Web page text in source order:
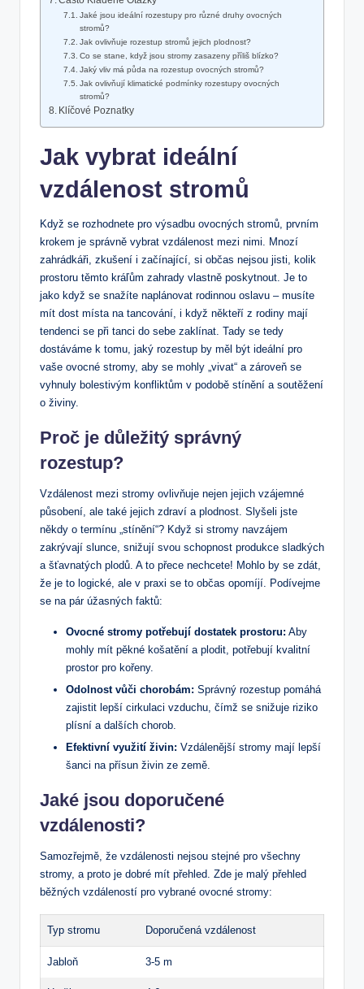
Jaké jsou ideální rozestupy pro různé druhy ovocných
stromů?
Jak ovlivňuje rozestup stromů jejich plodnost?
Co se stane, když jsou stromy zasazeny příliš blízko?
Jaký vliv má půda na rozestup ovocných stromů?
Jak ovlivňují klimatické podmínky rozestupy ovocných
stromů?
Klíčové Poznatky
Jak vybrat ideální
vzdálenost stromů
Když se rozhodnete pro výsadbu ovocných stromů, prvním
krokem je správně vybrat vzdálenost mezi nimi. Mnozí
zahrádkáři, zkušení i začínající, si občas nejsou jisti, kolik
prostoru těmto kráľům zahrady vlastně poskytnout. Je to
jako když se snažíte naplánovat rodinnou oslavu – musíte
mít dost místa na tancování, i když někteří z rodiny mají
tendenci se při tanci do sebe zaklínat. Tady se tedy
dostáváme k tomu, jaký rozestup by měl být ideální pro
vaše ovocné stromy, aby se mohly „vivat“ a zároveň se
vyhnuly bolestivým konfliktům v podobě stínění a soutěžení
o živiny.
Proč je důležitý správný
rozestup?
Vzdálenost mezi stromy ovlivňuje nejen jejich vzájemné
působení, ale také jejich zdraví a plodnost. Slyšeli jste
někdy o termínu „stínění“? Když si stromy navzájem
zakrývají slunce, snižují svou schopnost produkce sladkých
a šťavnatých plodů. A to přece nechcete! Mohlo by se zdát,
že je to logické, ale v praxi se to občas opomíjí. Podívejme
se na pár úžasných faktů:
Ovocné stromy potřebují dostatek prostoru: Aby
mohly mít pěkné košatění a plodit, potřebují kvalitní
prostor pro kořeny.
Odolnost vůči chorobám: Správný rozestup pomáhá
zajistit lepší cirkulaci vzduchu, čímž se snižuje riziko
plísní a dalších chorob.
Efektivní využití živin: Vzdálenější stromy mají lepší
šanci na přísun živin ze země.
Jaké jsou doporučené
vzdálenosti?
Samozřejmě, že vzdálenosti nejsou stejné pro všechny
stromy, a proto je dobré mít přehled. Zde je malý přehled
běžných vzdáleností pro vybrané ovocné stromy:
Typ stromu Doporučená vzdálenost
Jabloň 3-5 m